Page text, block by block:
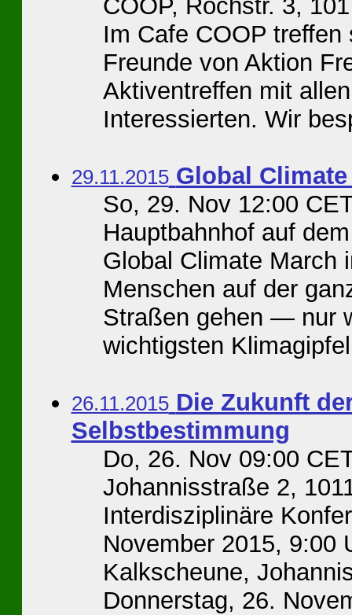
COOP, Rochstr. 3,
Im Cafe COOP
Freunde von Aktion
Aktiventreffen mit
Interessierten. Wir
29.11.2015 Global
So, 29. Nov 12:00
Hauptbahnhof auf
Global Climate March
Menschen auf der
Straßen gehen — nur
wichtigsten
26.11.2015 Die Zukunft
Selbstbestimmung
Do, 26. Nov 09:00
Johannisstraße 2,
Interdisziplinäre
November 2015, 9:00
Kalkscheune,
Donnerstag, 26.